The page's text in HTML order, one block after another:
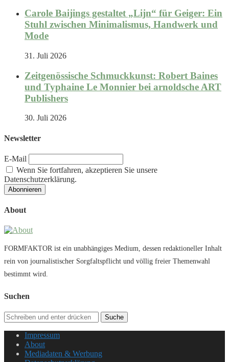
Carole Baijings gestaltet „Lijn“ für Geiger: Ein
Stuhl zwischen Minimalismus, Handwerk und
Mode
31. Juli 2026
Zeitgenössische Schmuckkunst: Robert Baines
und Typhaine Le Monnier bei arnoldsche ART
Publishers
30. Juli 2026
Newsletter
E-Mail
Wenn Sie fortfahren, akzeptieren Sie unsere
Datenschutzerklärung.
About
FORMFAKTOR ist ein unabhängiges Medium, dessen redaktioneller Inhalt
rein von journalistischer Sorgfaltspflicht und völlig freier Themenwahl
bestimmt wird.
Suchen
Suche
Impressum
About
Mediadaten & Werbung